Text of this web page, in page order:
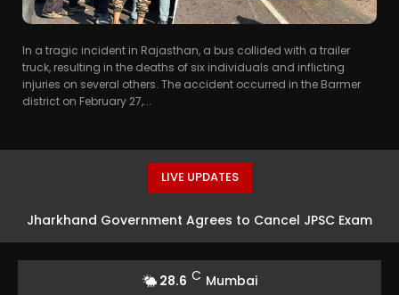
In a tragic incident in Rajasthan, a bus collided with a trailer
truck, resulting in the deaths of six individuals and inflicting
injuries on several others. The accident occurred in the Barmer
district on February 27,...
LIVE UPDATES
Jharkhand Government Agrees to Cancel JPSC Exam
28.6 C Mumbai